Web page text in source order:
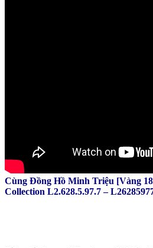
Cùng Đồng Hồ Minh Triệu [Vàng
Collection L2.628.5.97.7 –